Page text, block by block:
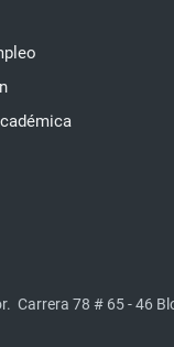
Carrera 78 # 65 - 46